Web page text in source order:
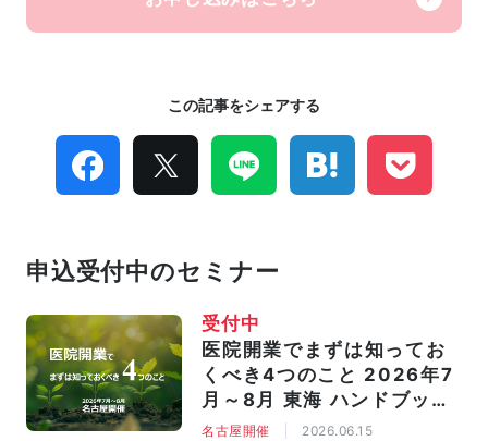
この記事をシェアする
申込受付中のセミナー
受付中
医院開業でまずは知ってお
くべき4つのこと 2026年7
月～8月 東海 ハンドブック
進呈
名古屋開催 2026.06.15